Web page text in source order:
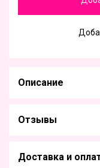
Описание
Отзывы
Доставка и